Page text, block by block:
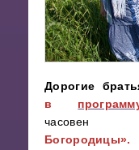
Дорогие
в
часовен